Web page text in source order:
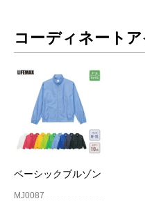
コーディネート
ベーシックブルゾン
MJ0087